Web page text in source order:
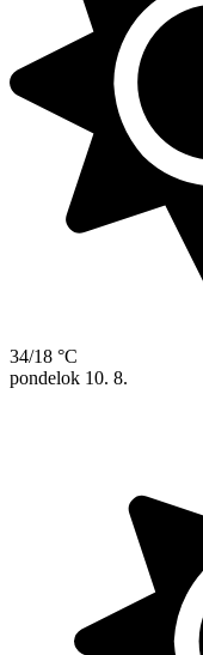
34/18 °C
pondelok 10. 8.